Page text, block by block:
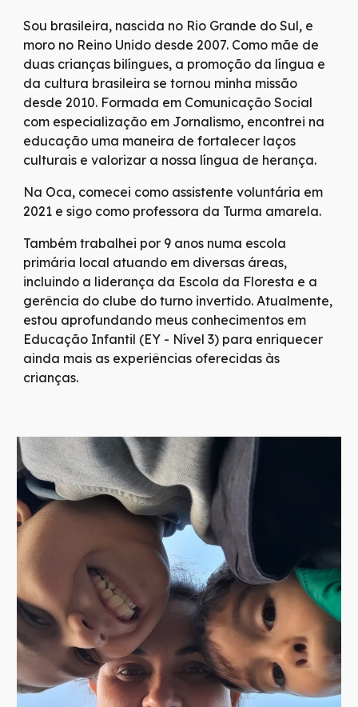
Sou brasileira, nascida no Rio Grande do Sul, e
moro no Reino Unido desde 2007. Como mãe de
duas crianças bilíngues, a promoção da língua e
da cultura brasileira se tornou minha missão
desde 2010. Formada em Comunicação Social
com especialização em Jornalismo, encontrei na
educação uma maneira de fortalecer laços
culturais e valorizar a nossa língua de herança.
Na Oca, comecei como assistente voluntária em
2021 e sigo como professora da Turma amarela.
Também trabalhei por 9 anos numa escola
primária local atuando em diversas áreas,
incluindo a liderança da Escola da Floresta e a
gerência do clube do turno invertido. Atualmente,
estou aprofundando meus conhecimentos em
Educação Infantil (EY - Nível 3) para enriquecer
ainda mais as experiências oferecidas às
crianças.